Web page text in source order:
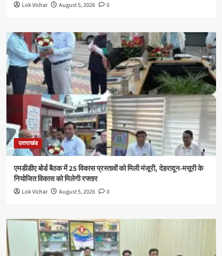
Lok Vichar August 5, 2026 0
उत्तराखंड
एमडीडीए बोर्ड बैठक में 25 विकास प्रस्तावों को मिली मंजूरी, देहरादून-मसूरी के
नियोजित विकास को मिलेगी रफ्तार
Lok Vichar August 5, 2026 0